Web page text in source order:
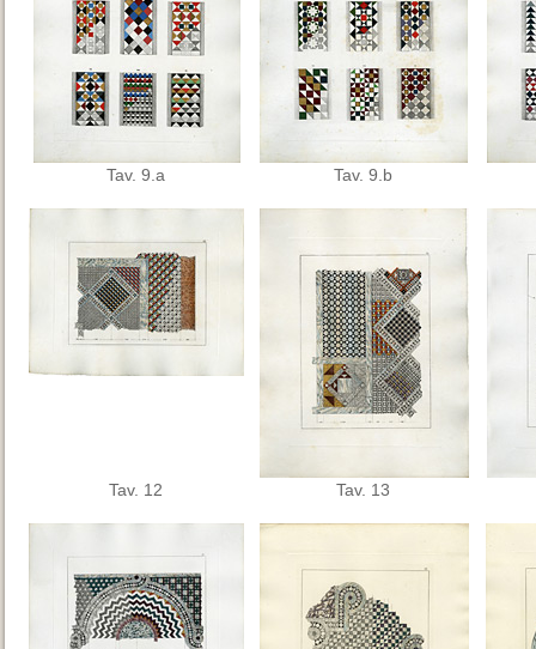
Tav. 9.a Tav. 9.b
Tav. 12 Tav. 13